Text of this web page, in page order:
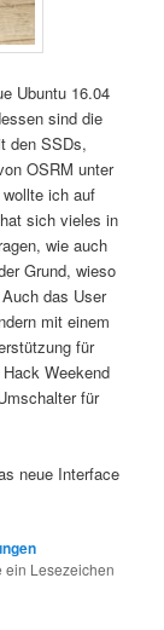
Ubuntu 16.04
sind die
den SSDs,
OSRM unter
ich auf
sich vieles in
wie auch
Grund, wieso
das User
mit einem
für
Weekend
für
neue Interface
ein Lesezeichen